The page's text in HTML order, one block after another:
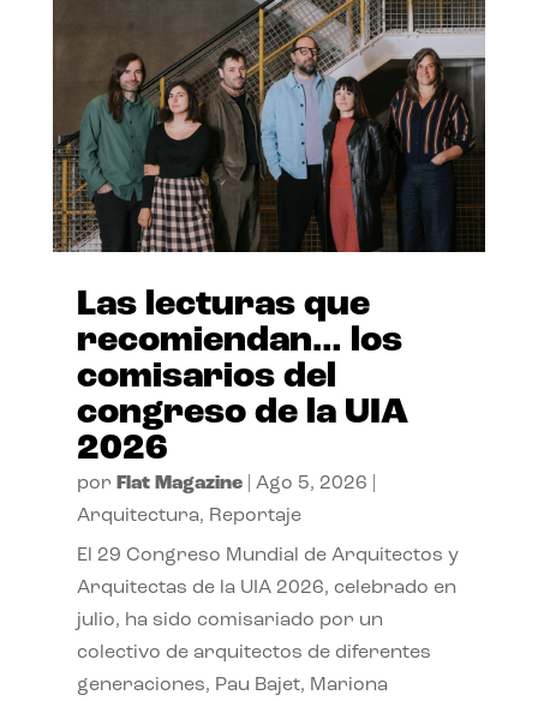
Las lecturas que
recomiendan… los
comisarios del
congreso de la UIA
2026
por Flat Magazine| Ago 5, 2026
Arquitectura, Reportaje
El 29 Congreso Mundial de Arquitectos y
Arquitectas de la UIA 2026, celebrado en
julio, ha sido comisariado por un
colectivo de arquitectos de diferentes
generaciones, Pau Bajet, Mariona